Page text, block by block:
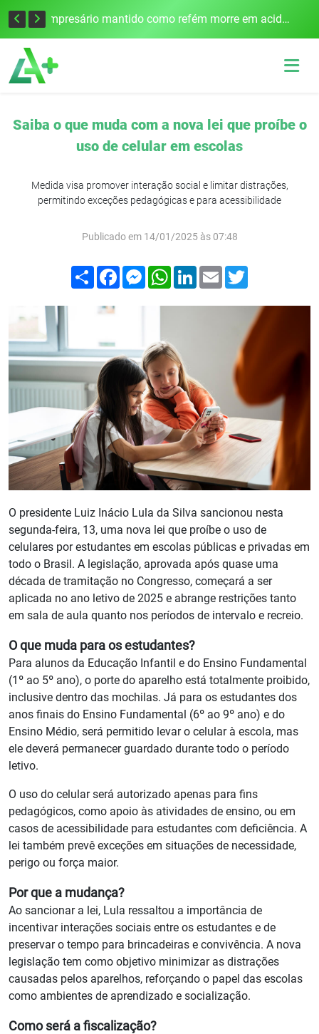
Edital para construção de ponte entre Itapiranga e Barra do Guarita deve ser lançado no segundo semestre Empresário mantido como refém morre em acidente após assalto em Cerro Largo
Saiba o que muda com a nova lei que proíbe o
uso de celular em escolas
Medida visa promover interação social e limitar distrações,
permitindo exceções pedagógicas e para acessibilidade
Publicado em 14/01/2025 às 07:48
Compartilhar
FacebookMessenger
WhatsApp
LinkedIn
Email
O presidente Luiz Inácio Lula da Silva sancionou nesta
segunda-feira, 13, uma nova lei que proíbe o uso de
celulares por estudantes em escolas públicas e privadas em
todo o Brasil. A legislação, aprovada após quase uma
década de tramitação no Congresso, começará a ser
aplicada no ano letivo de 2025 e abrange restrições tanto
em sala de aula quanto nos períodos de intervalo e recreio.
O que muda para os estudantes?
Para alunos da Educação Infantil e do Ensino Fundamental
(1º ao 5º ano), o porte do aparelho está totalmente proibido,
inclusive dentro das mochilas. Já para os estudantes dos
anos finais do Ensino Fundamental (6º ao 9º ano) e do
Ensino Médio, será permitido levar o celular à escola, mas
ele deverá permanecer guardado durante todo o período
letivo.
O uso do celular será autorizado apenas para fins
pedagógicos, como apoio às atividades de ensino, ou em
casos de acessibilidade para estudantes com deficiência. A
lei também prevê exceções em situações de necessidade,
perigo ou força maior.
Por que a mudança?
Ao sancionar a lei, Lula ressaltou a importância de
incentivar interações sociais entre os estudantes e de
preservar o tempo para brincadeiras e convivência. A nova
legislação tem como objetivo minimizar as distrações
causadas pelos aparelhos, reforçando o papel das escolas
como ambientes de aprendizado e socialização.
Como será a fiscalização?